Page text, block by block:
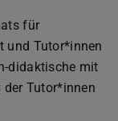
für
und Tutor*innen
didaktische mit
Tutor*innen